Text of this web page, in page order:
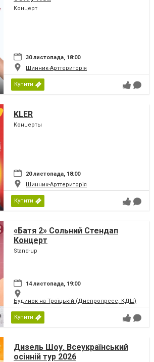
Концерт
30 листопада, 18:00
Шинник-Арттериторія
Купити
KLER
Концерты
20 листопада, 18:00
Шинник-Арттериторія
Купити
«Батя 2» Сольний Стендап
Концерт
Stand-up
14 листопада, 19:00
Будинок на Троїцькій (Днепропресс, КДЦ)
Купити
Дизель Шоу. Всеукраїнський
осінній тур 2026